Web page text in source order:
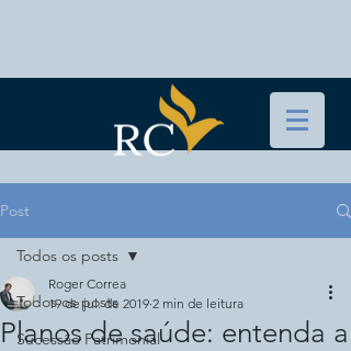
Post
Todos os posts
Sucessão Patrimonial
Todos os posts
Planos de saúde: entenda a
Roger Correa
19 de jul. de 2019 2 min de leitura